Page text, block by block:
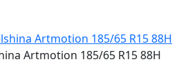
Artmotion 185/65 R15 88H